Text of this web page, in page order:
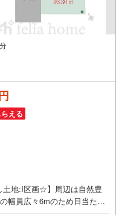
える
土地:I区画☆】周辺は自然豊
幅員広々6mのため日当た